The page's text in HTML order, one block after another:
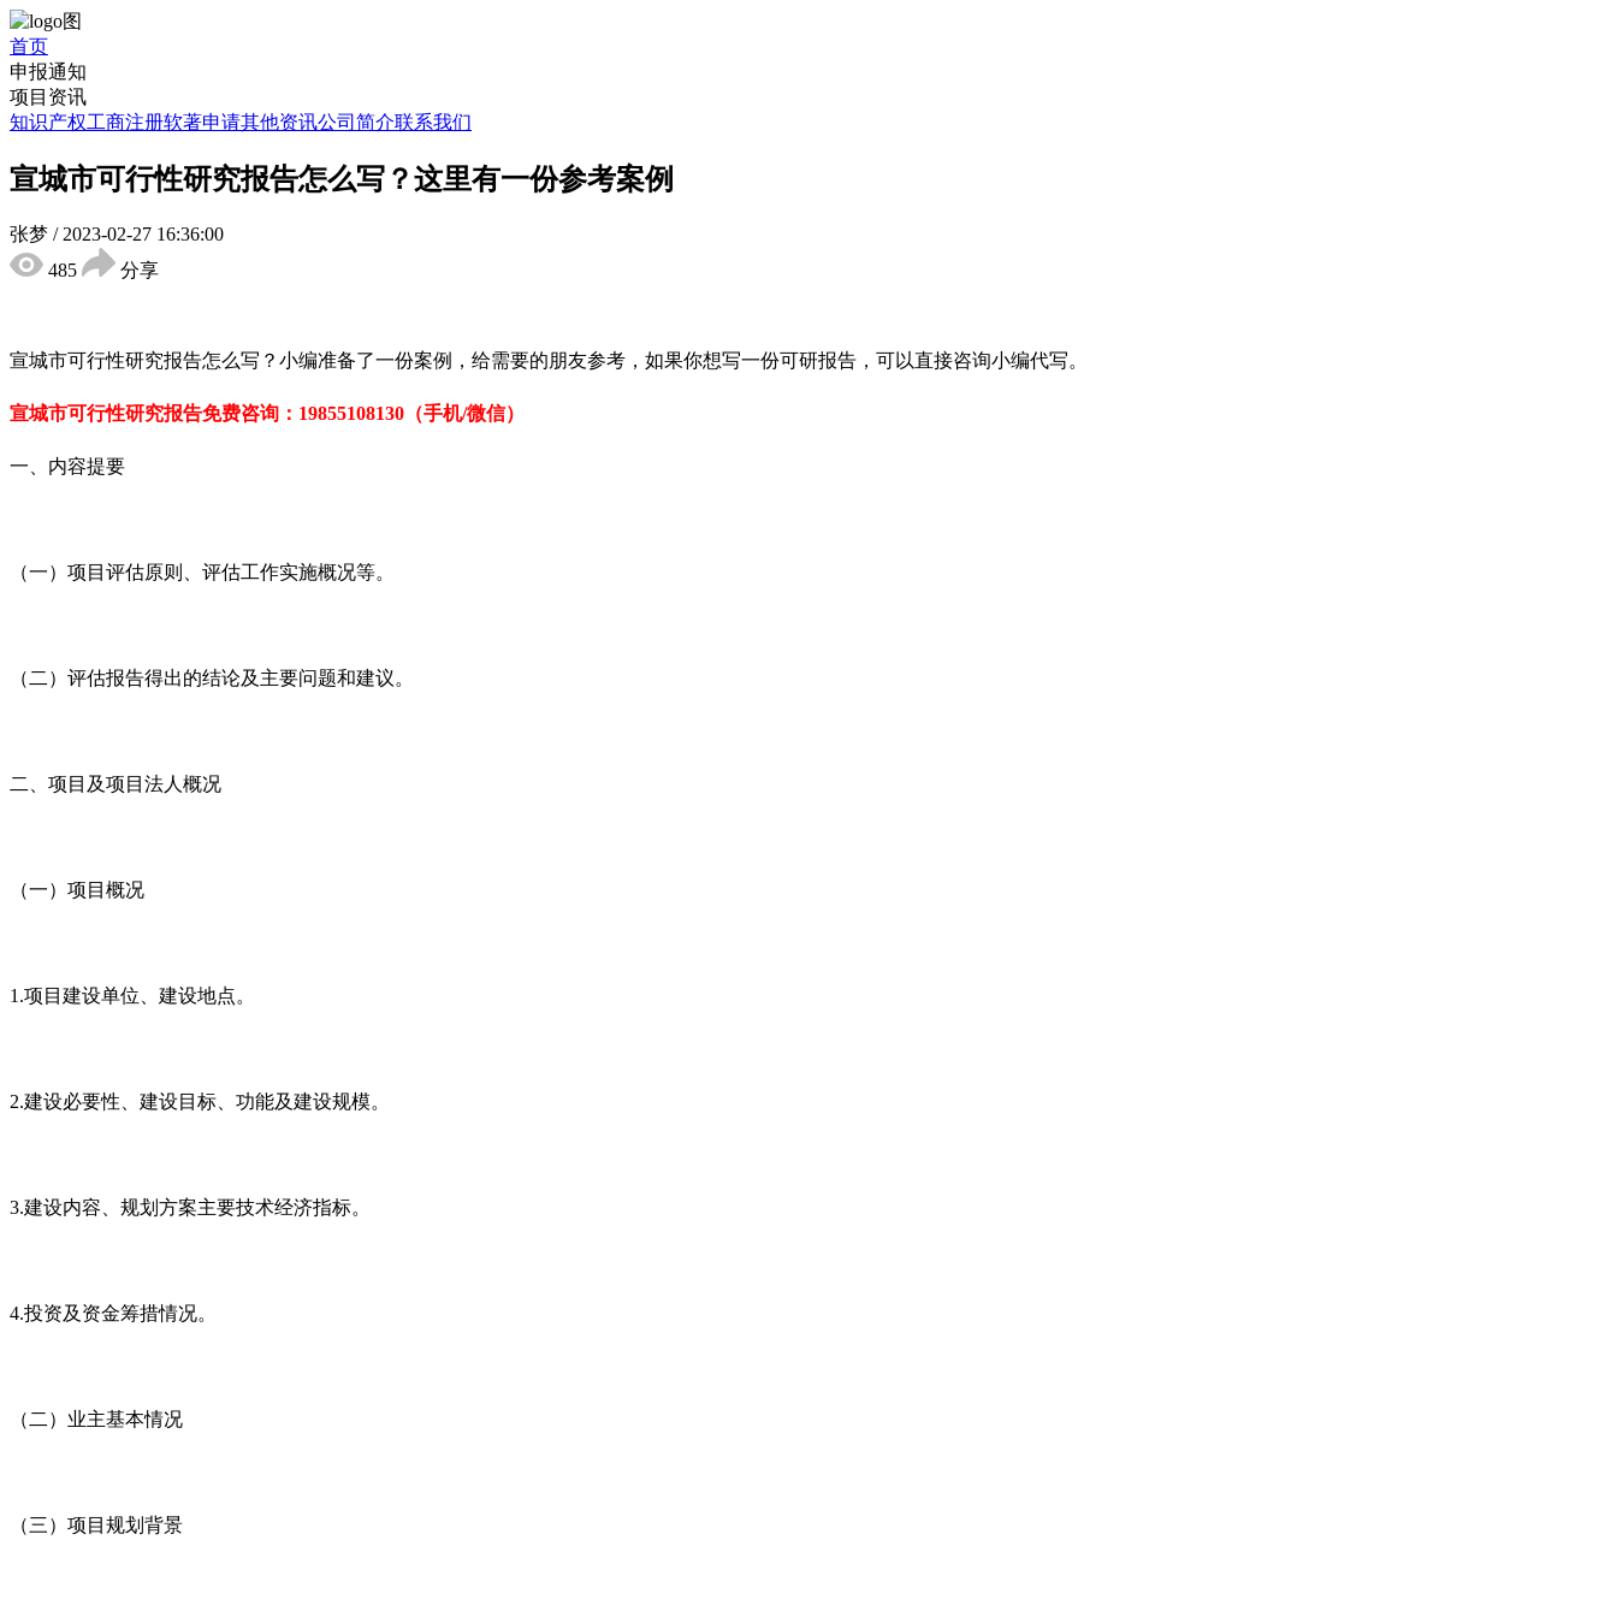
首页
申报通知
项目资讯
知识产权工商注册软著申请其他资讯公司简介联系我们
宣城市可行性研究报告怎么写？这里有一份参考案例
张梦 / 2023-02-27 16:36:00
485
分享
宣城市可行性研究报告怎么写？小编准备了一份案例，给需要的朋友参考，如果你想写一份可研报告，可以直接咨询小编代写。
宣城市可行性研究报告免费咨询：19855108130（手机/微信）
一、内容提要
（一）项目评估原则、评估工作实施概况等。
（二）评估报告得出的结论及主要问题和建议。
二、项目及项目法人概况
（一）项目概况
1.项目建设单位、建设地点。
2.建设必要性、建设目标、功能及建设规模。
3.建设内容、规划方案主要技术经济指标。
4.投资及资金筹措情况。
（二）业主基本情况
（三）项目规划背景